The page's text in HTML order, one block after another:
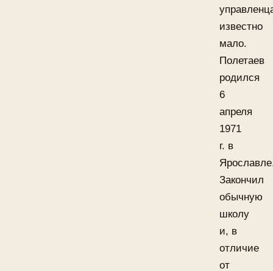
известно
мало.
Полетаев
родился
6
апреля
1971
г. в
Закончил
обычную
школу
и, в
отличие
от